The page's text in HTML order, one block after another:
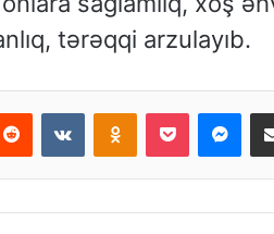
tərəqqi arzulayıb.
Reddit VKontakteOdnoklassniki
Pocket